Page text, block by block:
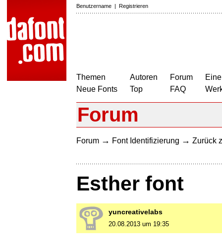
Benutzername | Registrieren
Themen
Neue Fonts
Autoren
Top
Forum
FAQ
Forum
Forum → Font Identifizierung → Zurück
Esther font
yuncreativelabs
20.08.2013 um 19:35